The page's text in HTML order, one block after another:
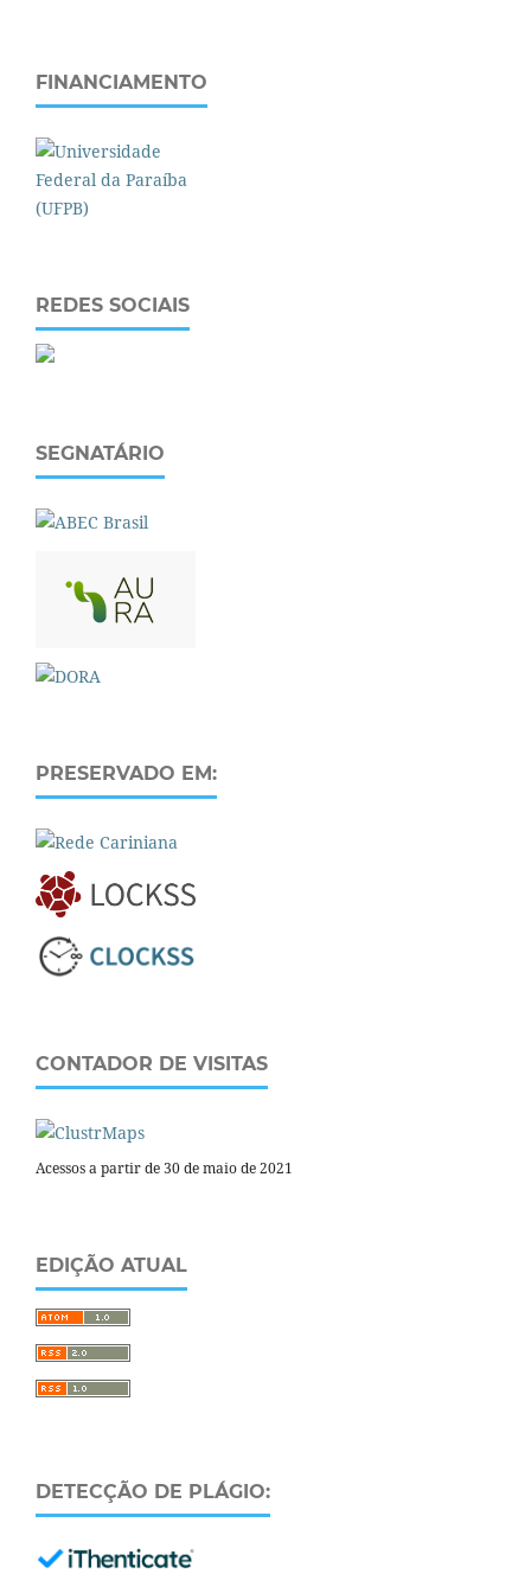
FINANCIAMENTO
REDES SOCIAIS
SEGNATÁRIO
PRESERVADO EM:
CONTADOR DE VISITAS
Acessos a partir de 30 de maio de 2021
EDIÇÃO ATUAL
DETECÇÃO DE PLÁGIO: